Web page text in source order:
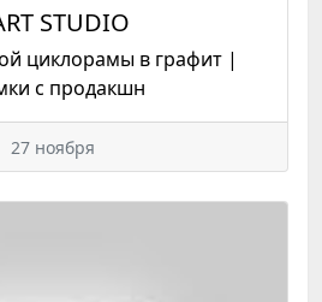
STUDIO
циклорамы в графит |
с продакшн
27 ноября